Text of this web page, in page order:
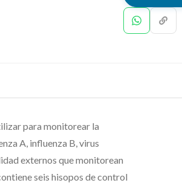
para monitorear la
A, influenza B, virus
externos que monitorean
seis hisopos de control